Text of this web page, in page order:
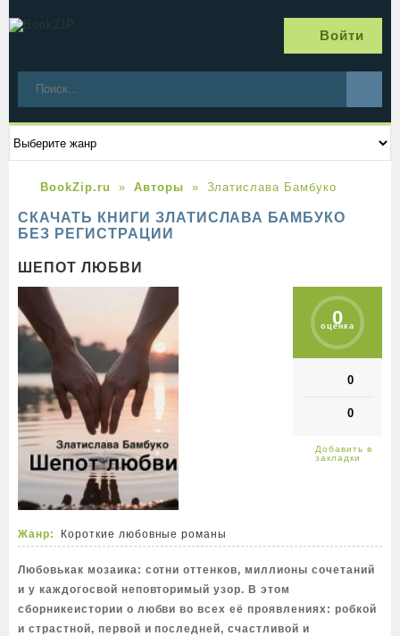
Войти
BookZip.ru Авторы Златислава Бамбуко
СКАЧАТЬ КНИГИ ЗЛАТИСЛАВА БАМБУКО
БЕЗ РЕГИСТРАЦИИ
ШЕПОТ ЛЮБВИ
0
оценка
0
0
Жанр: Короткие любовные романы
Любовькак мозаика: сотни оттенков, миллионы сочетаний
и у каждогосвой неповторимый узор. В этом
сборникеистории о любви во всех её проявлениях: робкой
и страстной, первой и последней, счастливой и